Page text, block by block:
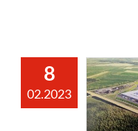
8
02.2023